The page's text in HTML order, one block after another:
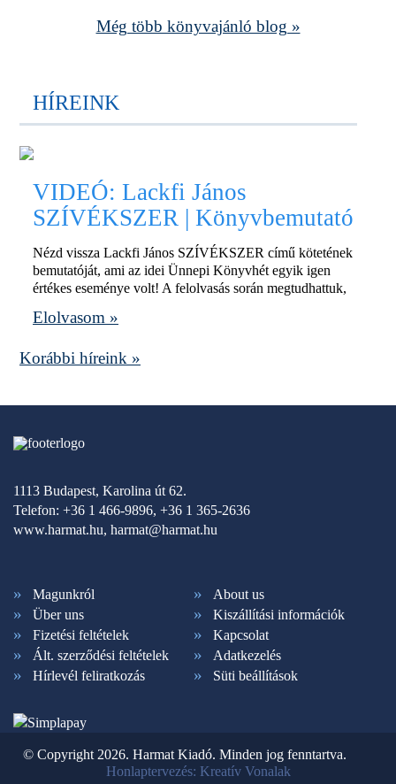
Még több könyvajánló blog »
HÍREINK
VIDEÓ: Lackfi János
SZÍVÉKSZER | Könyvbemutató
Nézd vissza Lackfi János SZÍVÉKSZER című kötetének
bemutatóját, ami az idei Ünnepi Könyvhét egyik igen
értékes eseménye volt! A felolvasás során megtudhattuk,
Elolvasom »
Korábbi híreink »
1113 Budapest, Karolina út 62.
Telefon: +36 1 466-9896, +36 1 365-2636
www.harmat.hu, harmat@harmat.hu
Magunkról
About us
Über uns
Kiszállítási információk
Fizetési feltételek
Kapcsolat
Ált. szerződési feltételek
Adatkezelés
Hírlevél feliratkozás
Süti beállítások
© Copyright 2026. Harmat Kiadó. Minden jog fenntartva.
Honlaptervezés: Kreatív Vonalak